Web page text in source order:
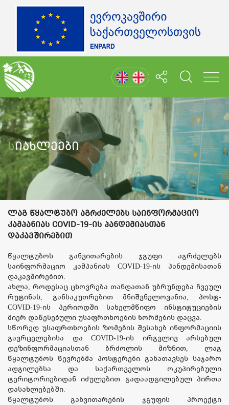
Სიახლეები
ლაგ წყალტუბო აგრძელებს საინფორმაციო
კამპანიას COVID-19-ის პანდემიასთან
დაკავშირებით
წყალტუბოს განვითარების ჯგუფი აგრძელებს
საინფორმაციო კამპანიას COVID-19-ის პანდემისათან
დაკავშირებით.
ახლა, როდესაც ცხოვრება თანდათან უბრუნდება ჩვეულ
რუტინას, განსაკუთრებით მნიშვნელოვანია, პოსტ-
COVID-19-ის პერიოდში სახელმწიფო ინსტიტუციების
მიერ დაწესებული უსაფრთხოების ნორმების დაცვა.
სწორედ უსაფრთხოების ზომების შესახებ ინფორმაციის
გავრცელებისა და COVID-19-ის ირგვლივ არსებულ
დეზინფორმაციასთან ბრძოლის მიზნით, ლაგ
წყალტუბოს წევრებმა პოსტერები განათავსეს საჯარო
ადგილებსა და საქართველოს ოკუპირებული
ტერიტორიებიდან იძულებით გადაადგილებულ პირთა
დასახლებებში.
წყალტუბოს განვითარების ჯგუფის პროექტი